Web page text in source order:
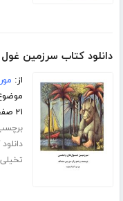
دانلود کتاب سرزمین
از:
۲۱ صفحه